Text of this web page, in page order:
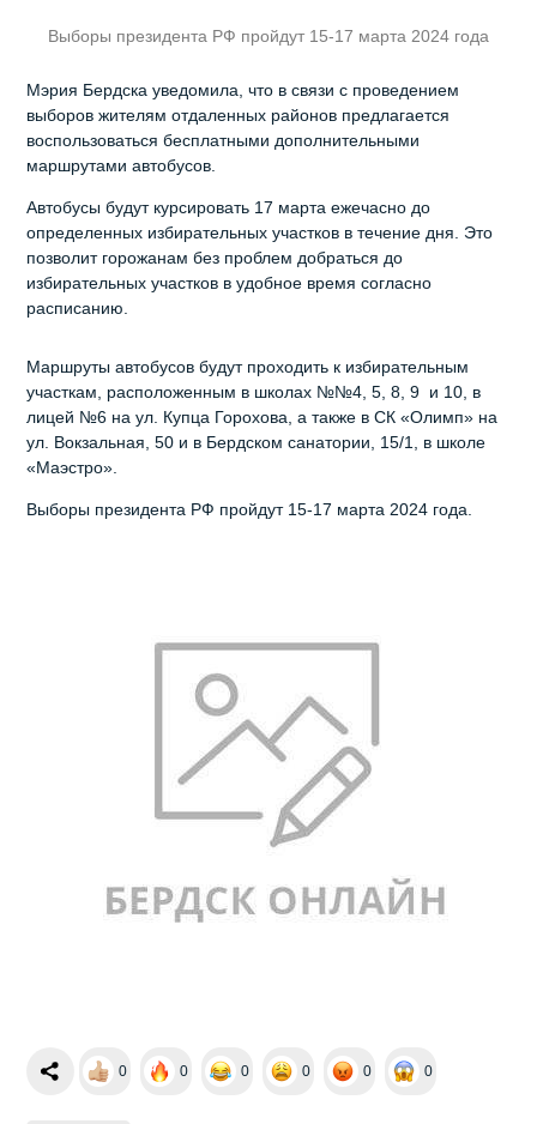
Выборы президента РФ пройдут 15-17 марта 2024 года
Мэрия Бердска уведомила, что в связи с проведением
выборов жителям отдаленных районов предлагается
воспользоваться бесплатными дополнительными
маршрутами автобусов.
Автобусы будут курсировать 17 марта ежечасно до
определенных избирательных участков в течение дня. Это
позволит горожанам без проблем добраться до
избирательных участков в удобное время согласно
расписанию.
Маршруты автобусов будут проходить к избирательным
участкам, расположенным в школах №№4, 5, 8, 9 и 10, в
лицей №6 на ул. Купца Горохова, а также в СК «Олимп» на
ул. Вокзальная, 50 и в Бердском санатории, 15/1, в школе
«Маэстро».
Выборы президента РФ пройдут 15-17 марта 2024 года.
0 0 0 0 0 0